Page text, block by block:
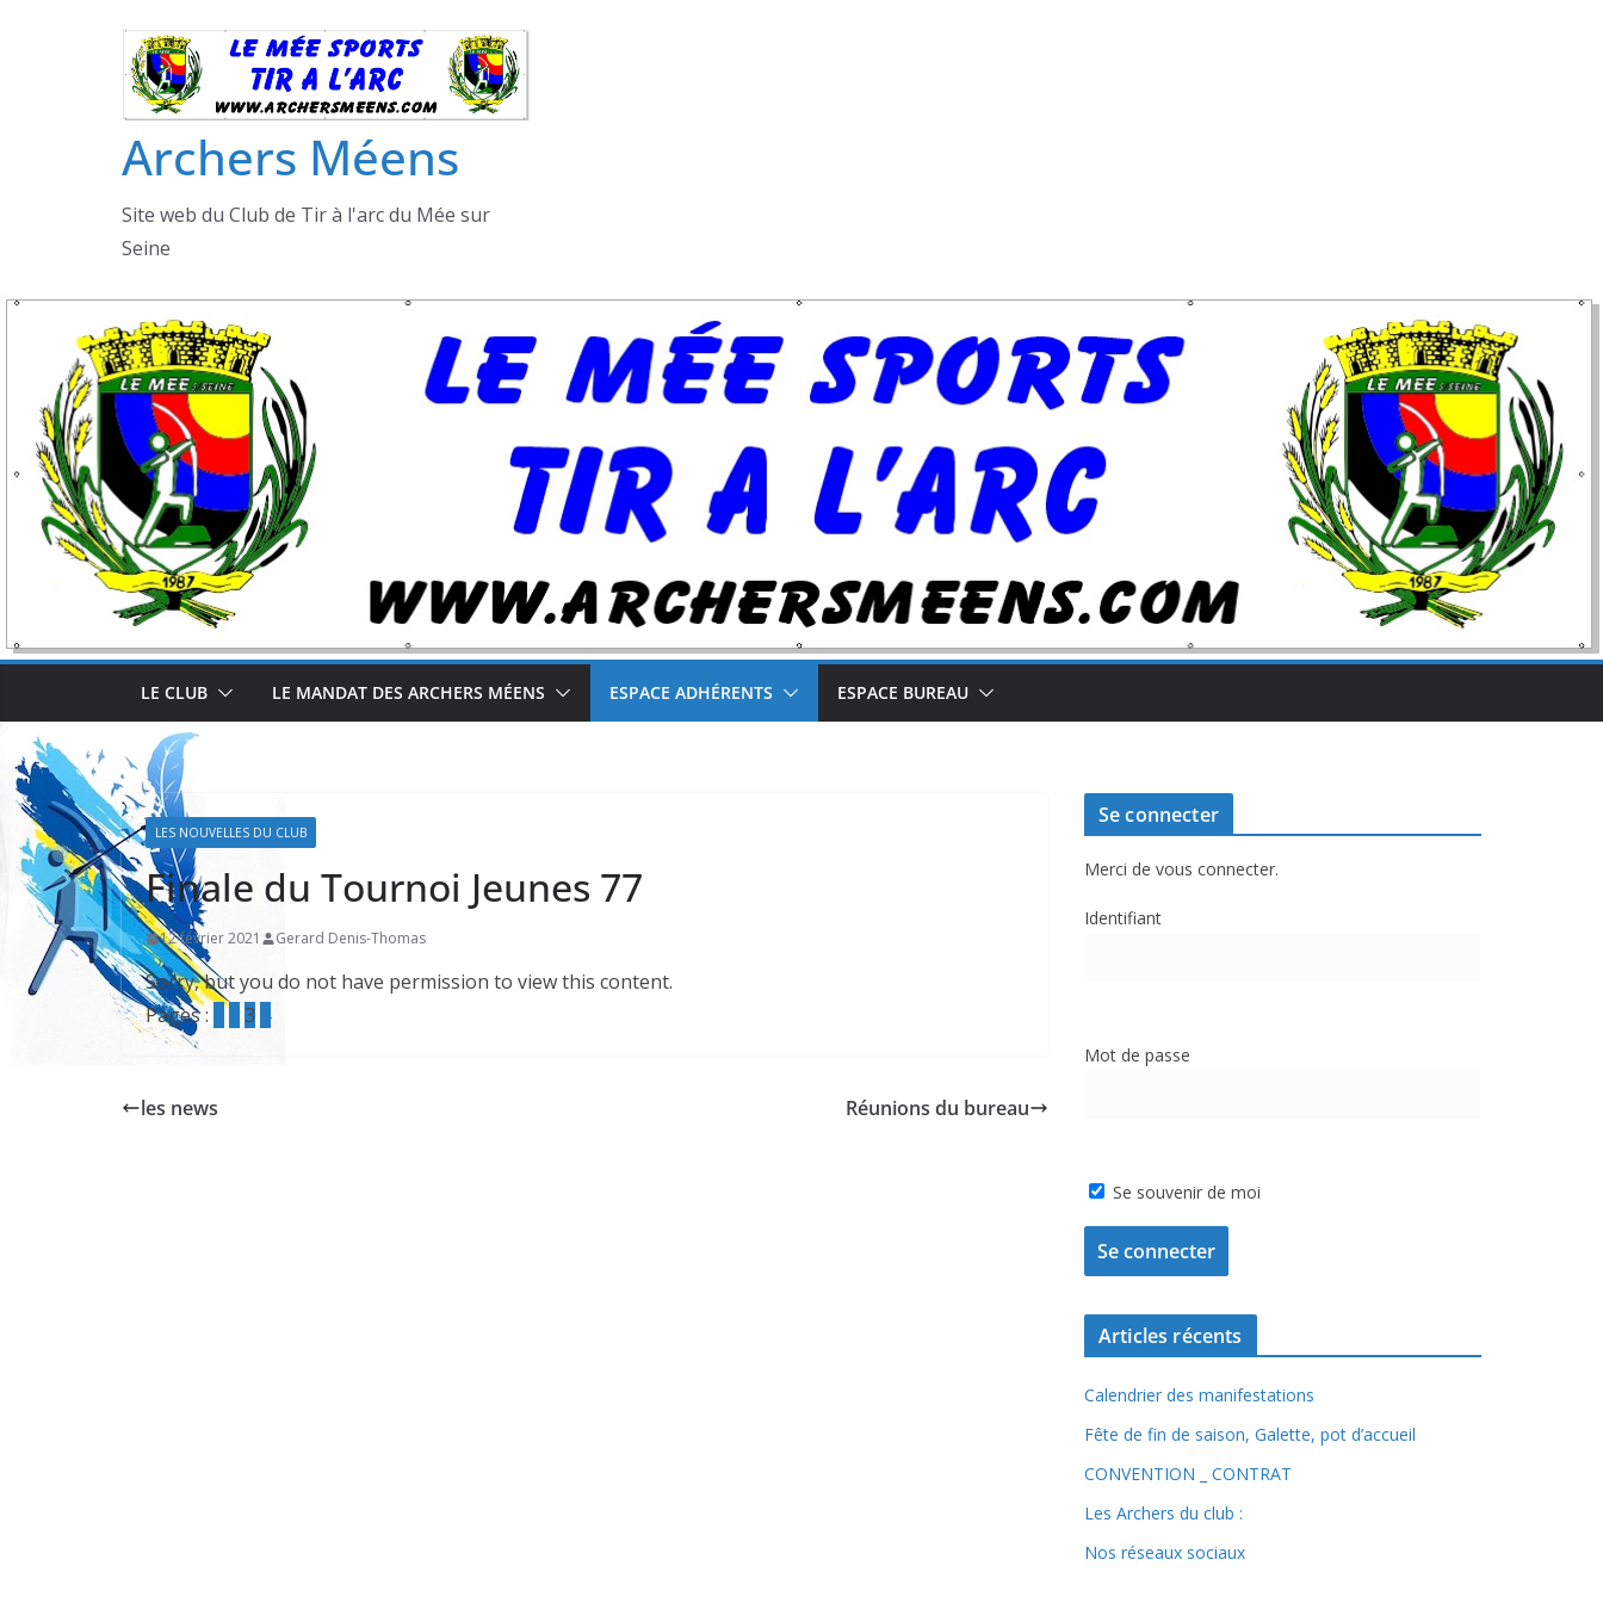
Archers Méens
Site web du Club de Tir à l'arc du Mée sur
Seine
LE CLUB LE MANDAT DES ARCHERS MÉENS ESPACE ADHÉRENTS ESPACE BUREAU
LES NOUVELLES DU CLUB
Finale du Tournoi Jeunes 77
12 février 2021 Gerard Denis-Thomas
Sorry, but you do not have permission to view this content.
Pages :
3
les news Réunions du bureau
Se connecter
Merci de vous connecter.
Identifiant
Mot de passe
Se souvenir de moi
Articles récents
Calendrier des manifestations
Fête de fin de saison, Galette, pot d’accueil
CONVENTION _ CONTRAT
Les Archers du club :
Nos réseaux sociaux